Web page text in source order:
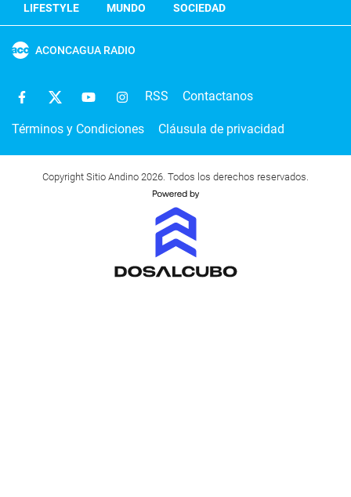
LIFESTYLE
MUNDO SOCIEDAD
ACONCAGUA RADIO
RSS Contactanos
Términos y Condiciones Cláusula de privacidad
Copyright Sitio Andino 2026. Todos los derechos reservados.